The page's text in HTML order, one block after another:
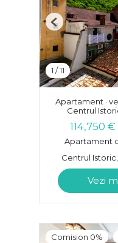
1 /11
Previous
Apartament ·
Centrul
114,750 €
Apartament
Centrul
Vezi
Comision 0%